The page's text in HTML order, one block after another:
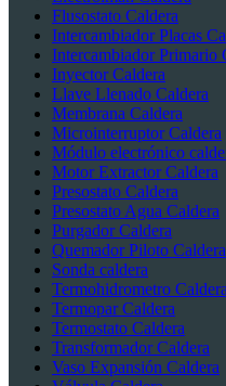
Flusostato Caldera
Intercambiador Placas
Intercambiador Primario
Inyector Caldera
Llave Llenado Caldera
Membrana Caldera
Microinterruptor Caldera
Módulo electrónico
Motor Extractor Caldera
Presostato Caldera
Presostato Agua Caldera
Purgador Caldera
Quemador Piloto Caldera
Sonda caldera
Termohidrometro Caldera
Termopar Caldera
Termostato Caldera
Transformador Caldera
Vaso Expansión Caldera